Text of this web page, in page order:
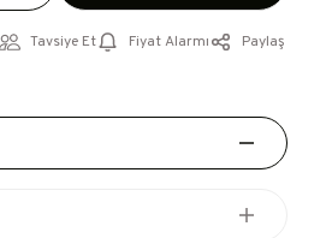
Tavsiye Et Fiyat Alarmı
Paylaş